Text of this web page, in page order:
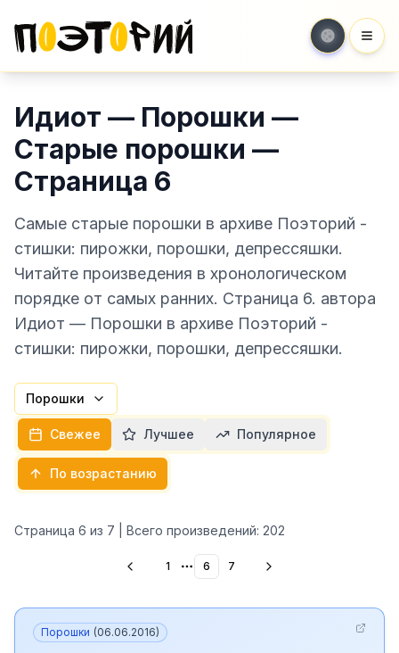
Идиот — Порошки —
Старые порошки —
Страница 6
Самые старые порошки в архиве Поэторий -
стишки: пирожки, порошки, депрессяшки.
Читайте произведения в хронологическом
порядке от самых ранних. Страница 6. автора
Идиот — Порошки в архиве Поэторий -
стишки: пирожки, порошки, депрессяшки.
Порошки
Свежее Лучшее Популярное
По возрастанию
Страница 6 из 7 | Всего произведений: 202
1 More pages
6 7
Порошки (06.06.2016)